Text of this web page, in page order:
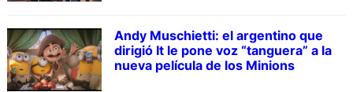
Andy Muschietti: el argentino que
dirigió It le pone voz “tanguera” a la
nueva película de los Minions